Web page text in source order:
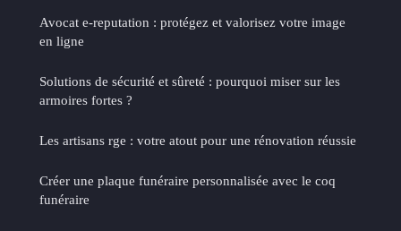
Avocat e-reputation : protégez et valorisez votre image
en ligne
Solutions de sécurité et sûreté : pourquoi miser sur les
armoires fortes ?
Les artisans rge : votre atout pour une rénovation réussie
Créer une plaque funéraire personnalisée avec le coq
funéraire